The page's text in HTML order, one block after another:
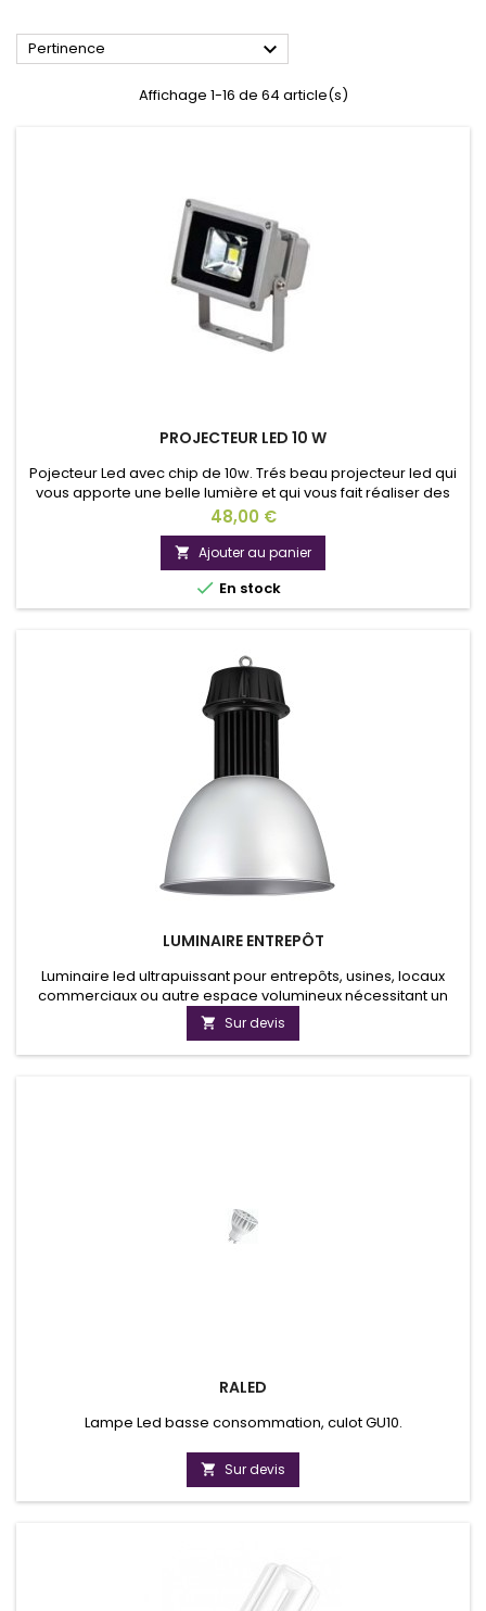
Pertinence 
Affichage 1-16 de 64 article(s)
PROJECTEUR LED 10 W
Pojecteur Led avec chip de 10w. Trés beau projecteur led qui
vous apporte une belle lumière et qui vous fait réaliser des
économies d'énergies.Tension 220V.
Prix
48,00 €
 Ajouter au panier
 En stock
LUMINAIRE ENTREPÔT
Luminaire led ultrapuissant pour entrepôts, usines, locaux
commerciaux ou autre espace volumineux nécessitant un
éclairage de qualité et homogène. Le luminaire led
industrielle LUMCOB80W allie à la fois puissance lumineuse,
une conception pure et faible consommation d'énergie.
 Sur devis
RALED
Lampe Led basse consommation, culot GU10.
 Sur devis